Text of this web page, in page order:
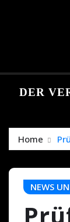
DER
Home
NEWS